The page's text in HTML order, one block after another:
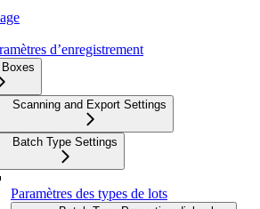
d’enregistrement
Boxes
Scanning and Export Settings
Batch Type Settings
Paramètres des types de lots